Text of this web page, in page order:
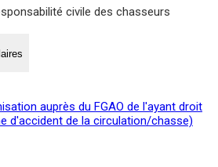
civile des chasseurs
auprès du FGAO de l'ayant droit
d'accident de la circulation/chasse)